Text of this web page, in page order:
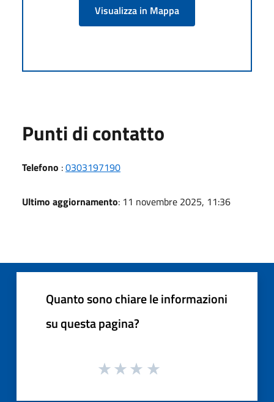
Visualizza in Mappa
Punti di contatto
Telefono :0303197190
Ultimo aggiornamento: 11 novembre 2025, 11:36
Quanto sono chiare le informazioni
su questa pagina?